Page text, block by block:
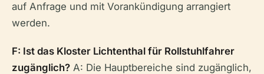
auf Anfrage und mit Vorankündigung arrangiert
werden.
F: Ist das Kloster Lichtenthal für Rollstuhlfahrer
zugänglich? A: Die Hauptbereiche sind zugänglich,